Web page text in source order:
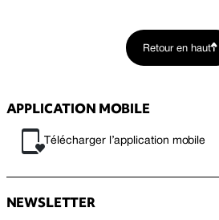
Retour en haut
APPLICATION MOBILE
Télécharger l’application mobile
NEWSLETTER